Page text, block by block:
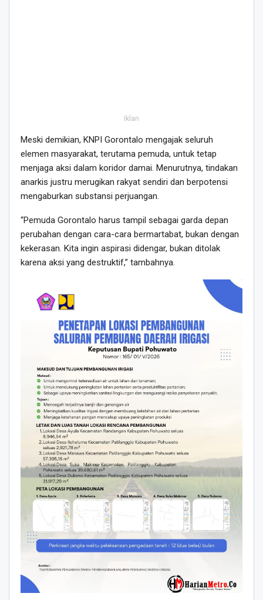
Iklan
Meski demikian, KNPI Gorontalo mengajak seluruh
elemen masyarakat, terutama pemuda, untuk tetap
menjaga aksi dalam koridor damai. Menurutnya, tindakan
anarkis justru merugikan rakyat sendiri dan berpotensi
mengaburkan substansi perjuangan.
“Pemuda Gorontalo harus tampil sebagai garda depan
perubahan dengan cara-cara bermartabat, bukan dengan
kekerasan. Kita ingin aspirasi didengar, bukan ditolak
karena aksi yang destruktif,” tambahnya.